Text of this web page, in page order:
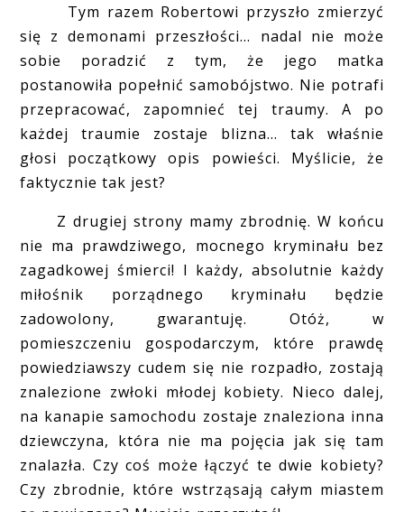
Tym razem Robertowi przyszło zmierzyć
się z demonami przeszłości... nadal nie może
sobie poradzić z tym, że jego matka
postanowiła popełnić samobójstwo. Nie potrafi
przepracować, zapomnieć tej traumy. A po
każdej traumie zostaje blizna... tak właśnie
głosi początkowy opis powieści. Myślicie, że
faktycznie tak jest?
Z drugiej strony mamy zbrodnię. W końcu
nie ma prawdziwego, mocnego kryminału bez
zagadkowej śmierci! I każdy, absolutnie każdy
miłośnik porządnego kryminału będzie
zadowolony, gwarantuję. Otóż, w
pomieszczeniu gospodarczym, które prawdę
powiedziawszy cudem się nie rozpadło, zostają
znalezione zwłoki młodej kobiety. Nieco dalej,
na kanapie samochodu zostaje znaleziona inna
dziewczyna, która nie ma pojęcia jak się tam
znalazła. Czy coś może łączyć te dwie kobiety?
Czy zbrodnie, które wstrząsają całym miastem